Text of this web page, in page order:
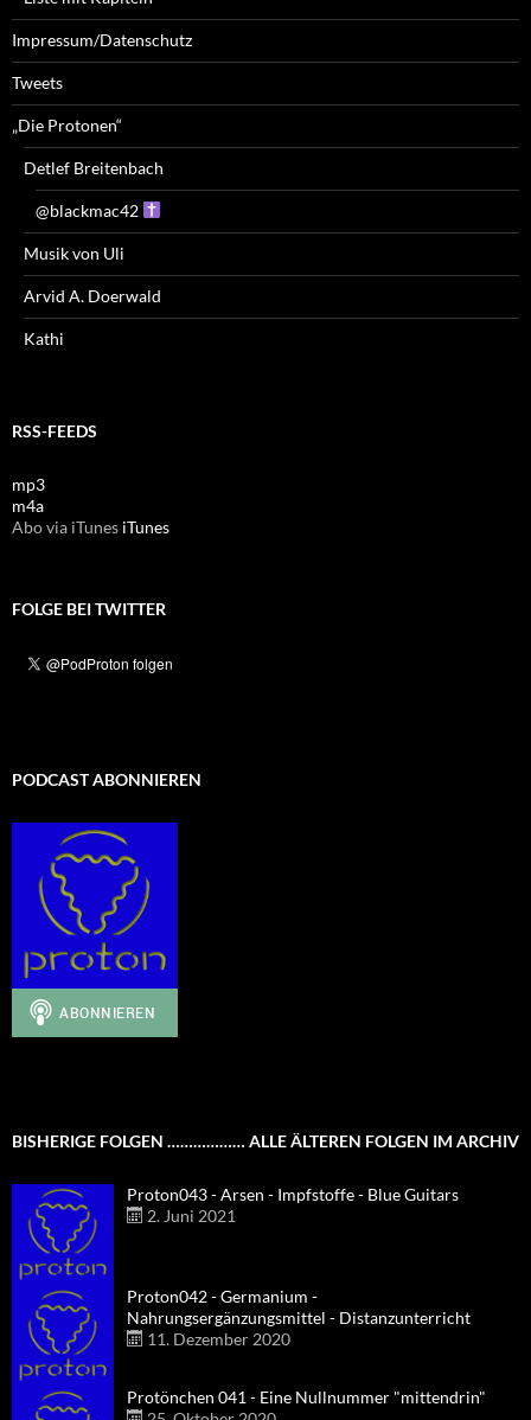
Impressum/Datenschutz
Tweets
„Die Protonen“
Detlef Breitenbach
@blackmac42
Musik von Uli
Arvid A. Doerwald
Kathi
RSS-FEEDS
mp3
m4a
Abo via iTunes iTunes
FOLGE BEI TWITTER
PODCAST ABONNIEREN
BISHERIGE FOLGEN ……………… ALLE ÄLTEREN FOLGEN IM ARCHIV
Proton043 - Arsen - Impfstoffe - Blue Guitars
2. Juni 2021
Proton042 - Germanium -
Nahrungsergänzungsmittel - Distanzunterricht
11. Dezember 2020
Protönchen 041 - Eine Nullnummer "mittendrin"